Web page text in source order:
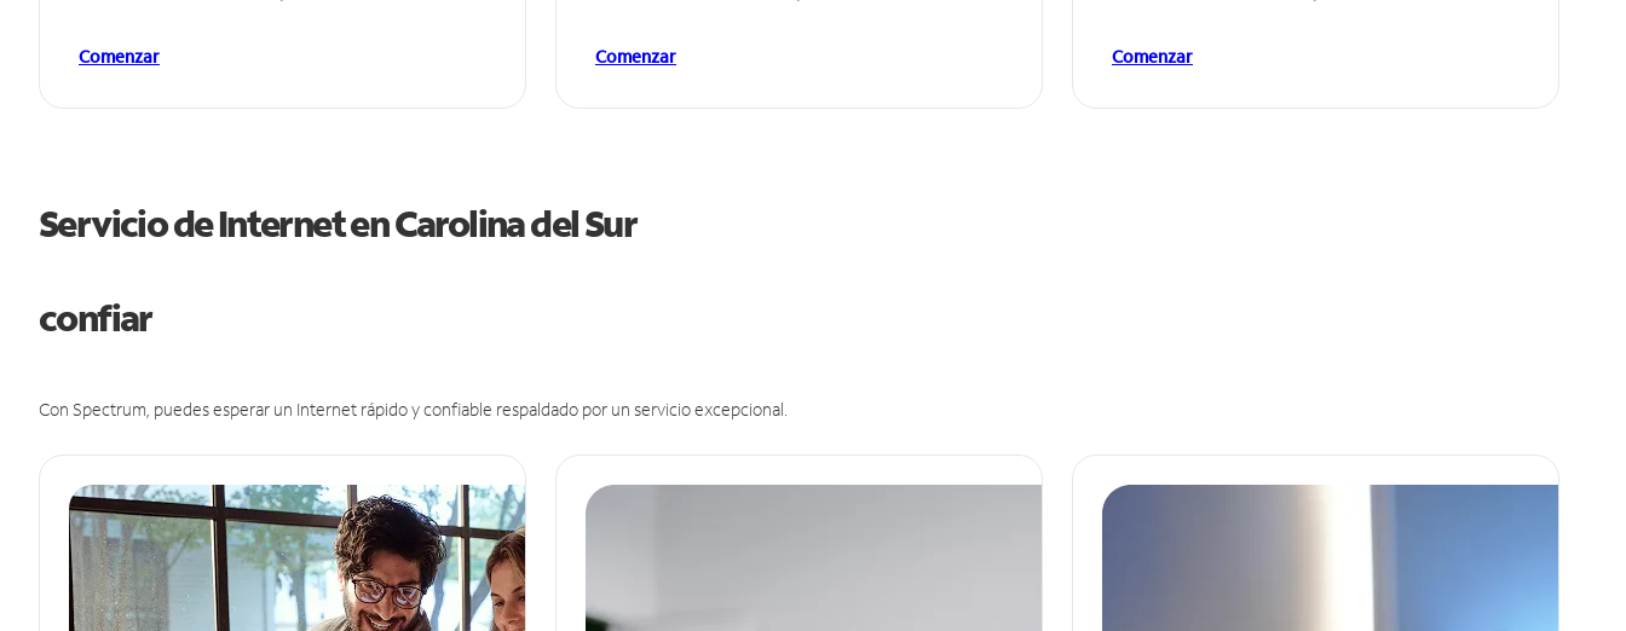
Comenzar Comenzar Comenzar
Servicio de Internet en Carolina del Sur
confiar
Con Spectrum, puedes esperar un Internet rápido y confiable respaldado por un servicio excepcional.